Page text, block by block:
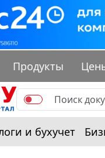
Продукты
и бухучет